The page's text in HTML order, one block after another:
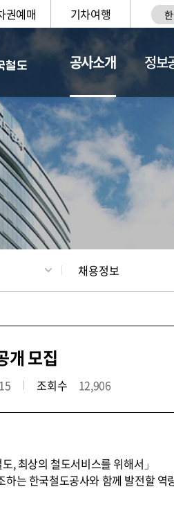
권예매 기차여행
공사소개
일반현황
정보
채용정보
개 모집
조회수 12,906
, 최상의 철도서비스를 위해서」
하는 한국철도공사와 함께 발전할 역